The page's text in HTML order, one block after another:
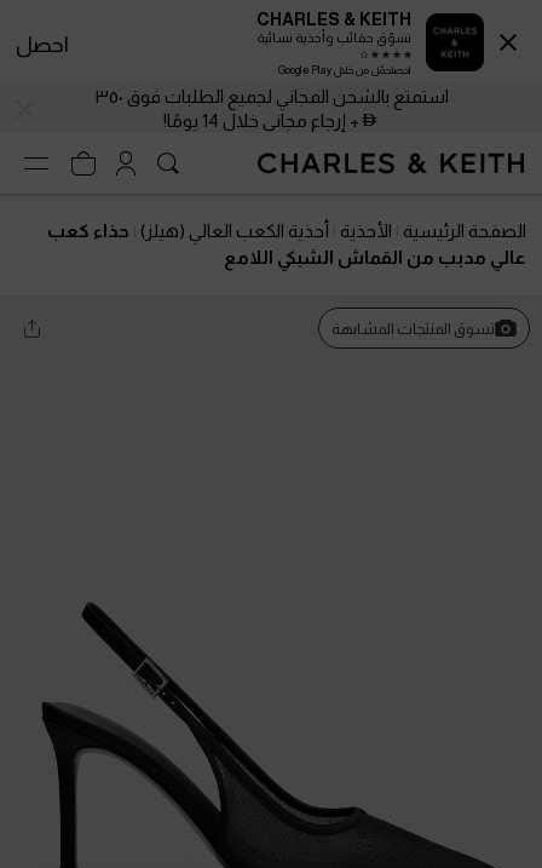
استمتع بالشحن المجاني لجميع الطلبات فوق ٣٥٠
+ إرجاع مجاني خلال 14 يومًا!
الصفحة الرئيسية الأحذية أحذية الكعب العالي (هيلز)
حذاء كعب
عالي مدبب من القماش الشبكي اللامع
تسوق المنتجات المشابهة
CHARLES & KEITH
تسوّق حقائب وأحذية نسائية
احصلحمّل من خلال Google Play
احصل